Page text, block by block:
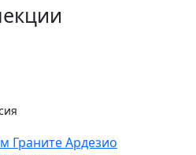
Граните Ардезио